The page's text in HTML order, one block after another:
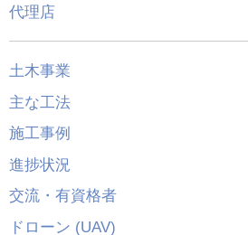
代理店
土木事業
主な工法
施工事例
進捗状況
交流・有資格者
ドローン (UAV)